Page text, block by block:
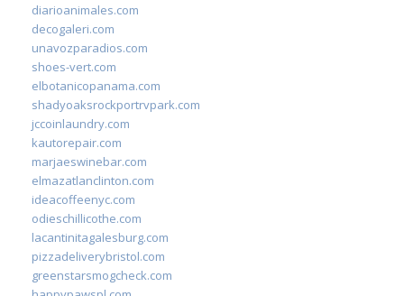
diarioanimales.com
decogaleri.com
unavozparadios.com
shoes-vert.com
elbotanicopanama.com
shadyoaksrockportrvpark.com
jccoinlaundry.com
kautorepair.com
marjaeswinebar.com
elmazatlanclinton.com
ideacoffeenyc.com
odieschillicothe.com
lacantinitagalesburg.com
pizzadeliverybristol.com
greenstarsmogcheck.com